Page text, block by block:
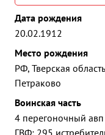
Дата рождения
20.02.1912
Место рождения
РФ, Тверская
Петраково
Воинская часть
4 перегоночный
ГВФ; 295